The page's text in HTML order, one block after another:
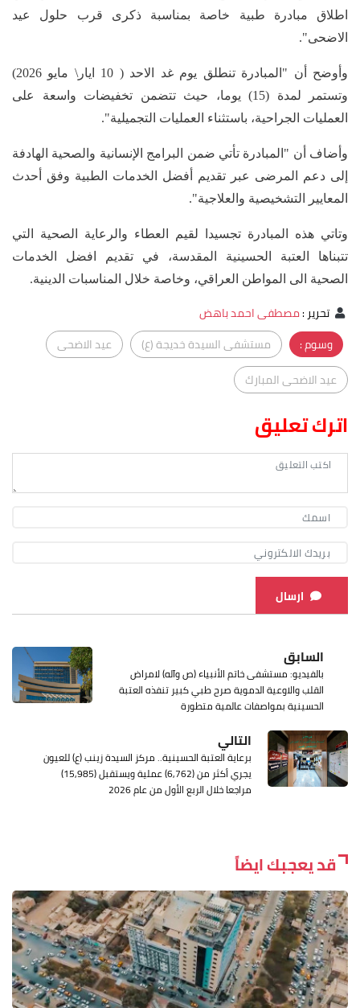
اطلاق مبادرة طبية خاصة بمناسبة ذكرى قرب حلول عيد
الاضحى".
وأوضح أن "المبادرة تنطلق يوم غد الاحد ( 10 ايار\ مايو 2026)
وتستمر لمدة (15) يوما، حيث تتضمن تخفيضات واسعة على
العمليات الجراحية، باستثناء العمليات التجميلية".
وأضاف أن "المبادرة تأتي ضمن البرامج الإنسانية والصحية الهادفة
إلى دعم المرضى عبر تقديم أفضل الخدمات الطبية وفق أحدث
المعايير التشخيصية والعلاجية".
وتاتي هذه المبادرة تجسيدا لقيم العطاء والرعاية الصحية التي
تتبناها العتبة الحسينية المقدسة، في تقديم افضل الخدمات
الصحية الى المواطن العراقي، وخاصة خلال المناسبات الدينية.
تحرير:مصطفى احمد باهض
وسوم :
مستشفى السيدة خديجة (ع)
عيد الاضحى
عيد الاضحى المبارك
اترك تعليق
ارسال
السابق
بالفيديو: مستشفى خاتم الأنبياء (ص وآله) لامراض
القلب والاوعية الدموية صرح طبي كبير تنفذه العتبة
الحسينية بمواصفات عالمية متطورة
التالي
برعاية العتبة الحسينية.. مركز السيدة زينب (ع) للعيون
يجري أكثر من (6,762) عملية ويستقبل (15,985)
مراجعا خلال الربع الأول من عام 2026
قد يعجبك ايضاً